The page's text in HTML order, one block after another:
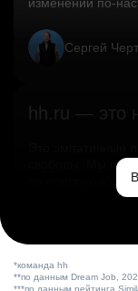
Сергей
hh.ru — это
свободы. Мы
по поиску
*команда hh
**по данным Dream Job,
***по данным рейтинга